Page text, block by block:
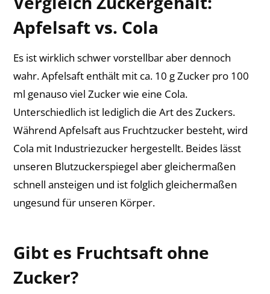
Apfelsaft vs. Cola
Es ist wirklich schwer vorstellbar aber dennoch
wahr. Apfelsaft enthält mit ca. 10 g Zucker pro 100
ml genauso viel Zucker wie eine Cola.
Unterschiedlich ist lediglich die Art des Zuckers.
Während Apfelsaft aus Fruchtzucker besteht, wird
Cola mit Industriezucker hergestellt. Beides lässt
unseren Blutzuckerspiegel aber gleichermaßen
schnell ansteigen und ist folglich gleichermaßen
ungesund für unseren Körper.
Gibt es Fruchtsaft ohne
Zucker?